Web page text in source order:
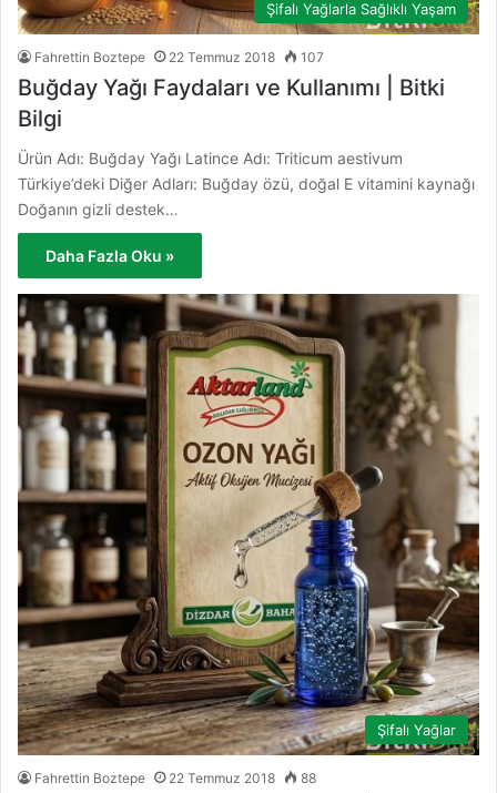
Şifalı Yağlarla Sağlıklı Yaşam
Fahrettin Boztepe 22 Temmuz 2018 107
Buğday Yağı Faydaları ve Kullanımı | Bitki
Bilgi
Ürün Adı: Buğday Yağı Latince Adı: Triticum aestivum
Türkiye’deki Diğer Adları: Buğday özü, doğal E vitamini kaynağı
Doğanın gizli destek…
Daha Fazla Oku »
Şifalı Yağlar
Fahrettin Boztepe 22 Temmuz 2018 88